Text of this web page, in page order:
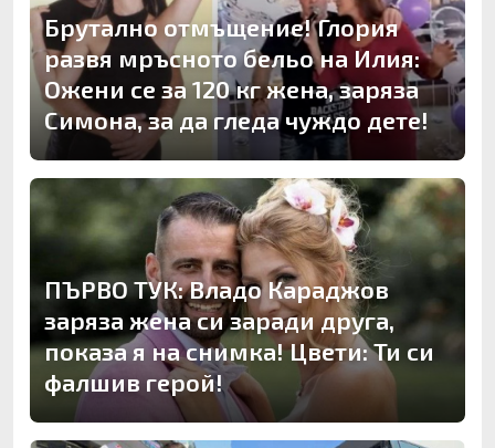
Брутално отмъщение! Глория
развя мръсното бельо на Илия:
Ожени се за 120 кг жена, заряза
Симона, за да гледа чуждо дете!
ПЪРВО ТУК: Владо Караджов
заряза жена си заради друга,
показа я на снимка! Цвети: Ти си
фалшив герой!